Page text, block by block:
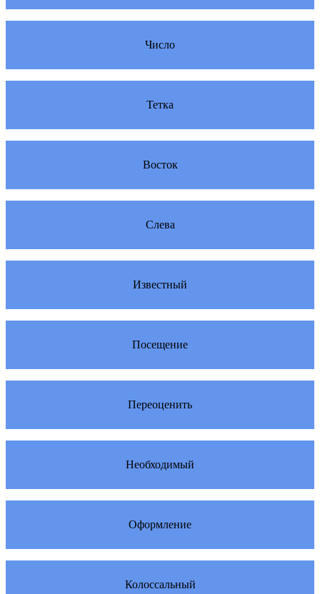
Число
Тетка
Восток
Слева
Известный
Посещение
Переоценить
Необходимый
Оформление
Колоссальный